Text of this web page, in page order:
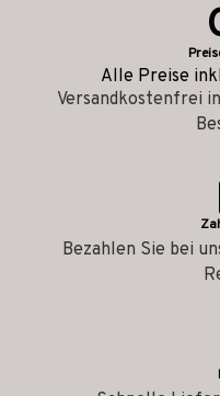
Alle Preise
Versandkostenfrei
Bezahlen Sie bei